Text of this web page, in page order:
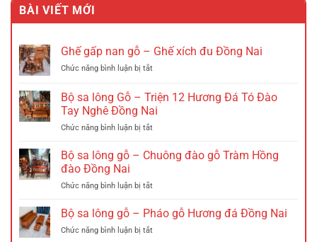
1.885.000 VND.
BÀI VIẾT MỚI
Ghế gấp nan gỗ – Ghế xích đu Đồng Nai
Chức năng bình luận bị tắtở
gấp
nan
gỗ
–
xích
Nai
Bộ sa lông Gỗ – Triện 12 Hương Đá Tó Đào
Tay Nghê Đồng Nai
Chức năng bình luận bị tắtở
sa
–
12
Đá
Bộ sa lông gỗ – Chuông đào gỗ Tràm Hồng
đào Đồng Nai
Chức năng bình luận bị tắtở
sa
gỗ
Bộ sa lông gỗ – Pháo gỗ Hương đá Đồng Nai
Chức năng bình luận bị tắtở